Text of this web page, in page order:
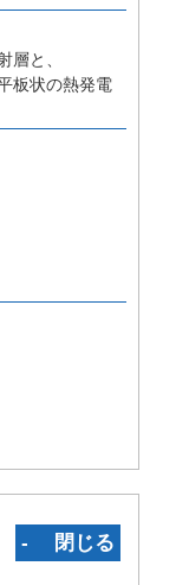
層と、
板状の熱発電
‐ 閉じる